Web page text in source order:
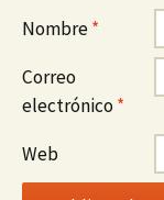
Nombre*
Correo
electrónico*
Web